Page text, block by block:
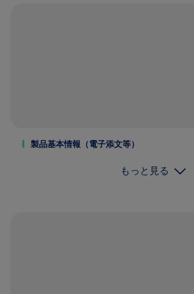
製品基本情報（電子添文等）
もっと見る